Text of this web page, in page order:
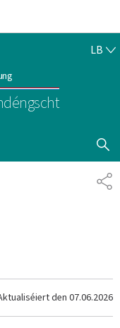
LB
SHOW
den 07.06.2026